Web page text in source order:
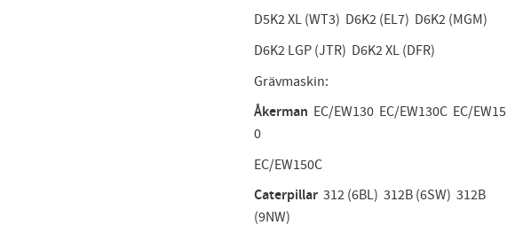
D5K2 XL (WT3) D6K2 (EL7) D6K2 (MGM)
D6K2 LGP (JTR) D6K2 XL (DFR)
Grävmaskin:
Åkerman EC/EW130 EC/EW130C EC/EW15
0
EC/EW150C
Caterpillar 312 (6BL) 312B (6SW) 312B
(9NW)